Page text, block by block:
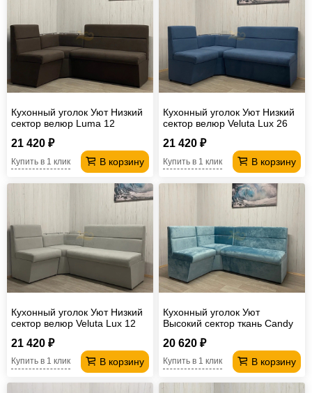
Кухонный уголок Уют Низкий
сектор велюр Luma 12
21 420 ₽
В корзину
Купить в 1 клик
Кухонный уголок Уют Низкий
сектор велюр Veluta Lux 26
21 420 ₽
В корзину
Купить в 1 клик
Кухонный уголок Уют Низкий
сектор велюр Veluta Lux 12
21 420 ₽
В корзину
Купить в 1 клик
Кухонный уголок Уют
Высокий сектор ткань Candy
20 620 ₽
В корзину
Купить в 1 клик